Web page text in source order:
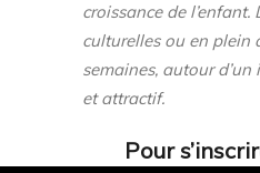
croissance de l’enfant.
culturelles ou en plein
semaines, autour
et attractif.
Pour